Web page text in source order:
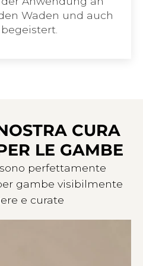
Waden und auch
CURA
LE GAMBE
perfettamente
gambe visibilmente
e curate
I PRODOTTI